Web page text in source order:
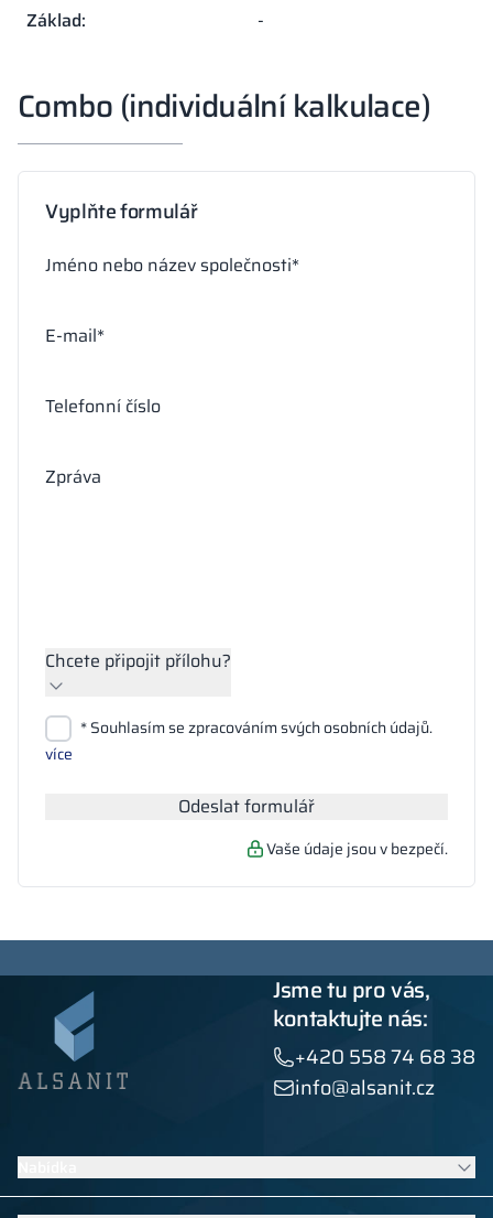
Základ:
-
Combo (individuální kalkulace)
Vyplňte formulář
Jméno nebo název společnosti*
E-mail*
Telefonní číslo
Zpráva
Chcete připojit přílohu?
Přiložit soubory
* Souhlasím se zpracováním svých osobních údajů.
více
Odeslat formulář
Vaše údaje jsou v bezpečí.
Jsme tu pro vás,
kontaktujte nás:
+420 558 74 68 38
info@alsanit.cz
Šatní skříňky